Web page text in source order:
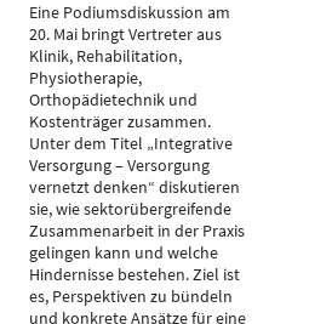
Eine Podiumsdiskussion am
20. Mai bringt Vertreter aus
Klinik, Rehabilitation,
Physiotherapie,
Orthopädietechnik und
Kostenträger zusammen.
Unter dem Titel „Integrative
Versorgung – Versorgung
vernetzt denken“ diskutieren
sie, wie sektorübergreifende
Zusammenarbeit in der Praxis
gelingen kann und welche
Hindernisse bestehen. Ziel ist
es, Perspektiven zu bündeln
und konkrete Ansätze für eine